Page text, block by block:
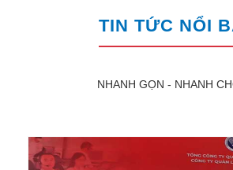
TIN TỨC NỔI
NHANH GỌN - NHANH